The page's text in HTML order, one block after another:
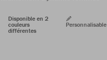
Disponible en 2
couleurs
différentes
Personnalisable